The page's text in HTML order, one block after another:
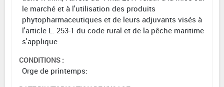
le marché et à l'utilisation des produits
phytopharmaceutiques et de leurs adjuvants visés à
l'article L. 253-1 du code rural et de la pêche maritime
s'applique.
CONDITIONS :
Orge de printemps: